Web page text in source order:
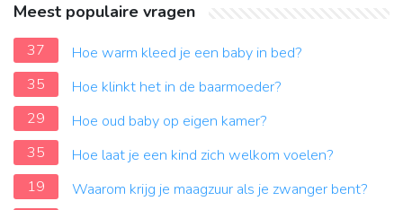
Meest populaire vragen
37
Hoe warm kleed je een baby in bed?
35
Hoe klinkt het in de baarmoeder?
29
Hoe oud baby op eigen kamer?
35
Hoe laat je een kind zich welkom voelen?
19
Waarom krijg je maagzuur als je zwanger bent?